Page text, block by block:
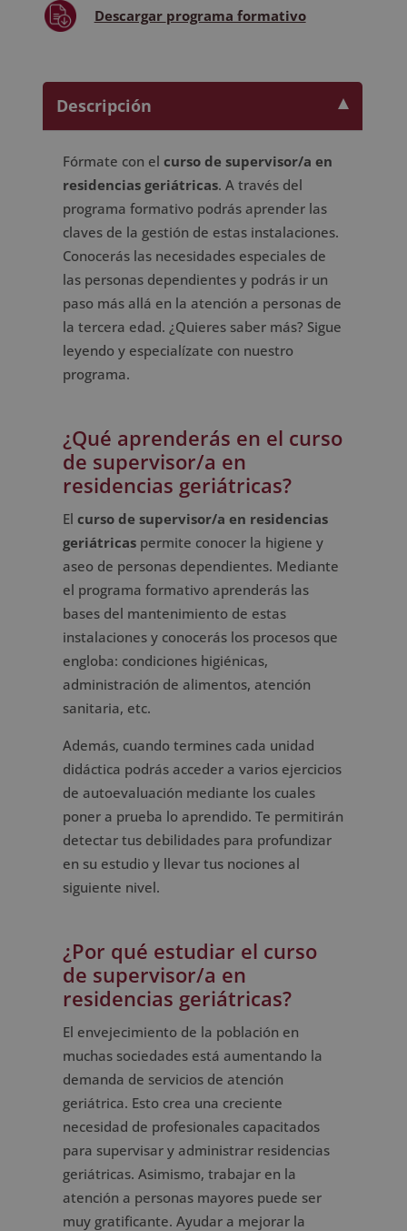
Descargar programa formativo
Descripción
Fórmate con el curso de supervisor/a en
residencias geriátricas. A través del
programa formativo podrás aprender las
claves de la gestión de estas instalaciones.
Conocerás las necesidades especiales de
las personas dependientes y podrás ir un
paso más allá en la atención a personas de
la tercera edad. ¿Quieres saber más? Sigue
leyendo y especialízate con nuestro
programa.
¿Qué aprenderás en el curso
de supervisor/a en
residencias geriátricas?
El curso de supervisor/a en residencias
geriátricaspermite conocer la higiene y
aseo de personas dependientes. Mediante
el programa formativo aprenderás las
bases del mantenimiento de estas
instalaciones y conocerás los procesos que
engloba: condiciones higiénicas,
administración de alimentos, atención
sanitaria, etc.
Además, cuando termines cada unidad
didáctica podrás acceder a varios ejercicios
de autoevaluación mediante los cuales
poner a prueba lo aprendido. Te permitirán
detectar tus debilidades para profundizar
en su estudio y llevar tus nociones al
siguiente nivel.
¿Por qué estudiar el curso
de supervisor/a en
residencias geriátricas?
El envejecimiento de la población en
muchas sociedades está aumentando la
demanda de servicios de atención
geriátrica. Esto crea una creciente
necesidad de profesionales capacitados
para supervisar y administrar residencias
geriátricas. Asimismo, trabajar en la
atención a personas mayores puede ser
muy gratificante. Ayudar a mejorar la